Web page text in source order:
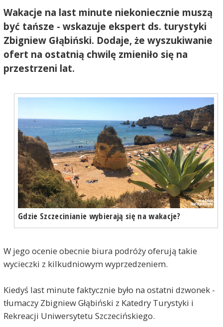
Wakacje na last minute niekoniecznie muszą
być tańsze - wskazuje ekspert ds. turystyki
Zbigniew Głąbiński. Dodaje, że wyszukiwanie
ofert na ostatnią chwilę zmieniło się na
przestrzeni lat.
Gdzie Szczecinianie wybierają się na wakacje?
W jego ocenie obecnie biura podróży oferują takie
wycieczki z kilkudniowym wyprzedzeniem.
Kiedyś last minute faktycznie było na ostatni dzwonek -
tłumaczy Zbigniew Głąbiński z Katedry Turystyki i
Rekreacji Uniwersytetu Szczecińskiego.